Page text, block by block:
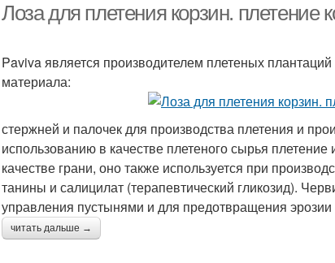
Лоза для плетения корзин. плетение
Paviva является производителем плетеных
материала:
стержней и палочек для производства плетения и
использованию в качестве плетеного сырья
качестве грани, оно также используется при
танины и салицилат (терапевтический гликозид).
управления пустынями и для предотвращения
читать дальше →